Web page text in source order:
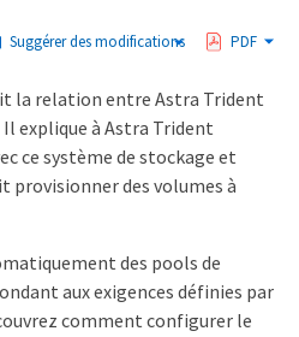
Suggérer des modifications PDF
la relation entre Astra Trident
explique à Astra Trident
ce système de stockage et
des volumes à
des pools de
aux exigences définies par
comment configurer le